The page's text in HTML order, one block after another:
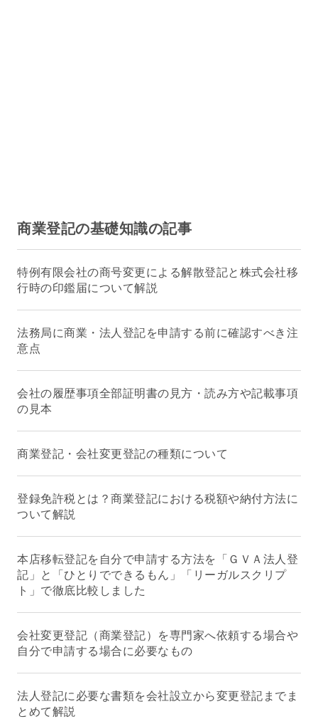
商業登記の基礎知識の記事
特例有限会社の商号変更による解散登記と株式会社移
行時の印鑑届について解説
法務局に商業・法人登記を申請する前に確認すべき注
意点
会社の履歴事項全部証明書の見方・読み方や記載事項
の見本
商業登記・会社変更登記の種類について
登録免許税とは？商業登記における税額や納付方法に
ついて解説
本店移転登記を自分で申請する方法を「ＧＶＡ法人登
記」と「ひとりでできるもん」「リーガルスクリプ
ト」で徹底比較しました
会社変更登記（商業登記）を専門家へ依頼する場合や
自分で申請する場合に必要なもの
法人登記に必要な書類を会社設立から変更登記までま
とめて解説